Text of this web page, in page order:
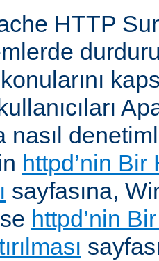
HTTP
nasıl
httpd’nin
sayfasına,
httpd’nin